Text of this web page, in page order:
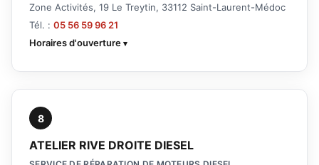
Zone Activités, 19 Le Treytin, 33112 Saint-Laurent-Médoc
Tél. : 05 56 59 96 21
Horaires d'ouverture
8
ATELIER RIVE DROITE DIESEL